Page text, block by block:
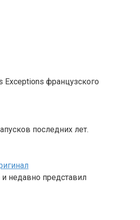
французского
последних лет.
недавно представил